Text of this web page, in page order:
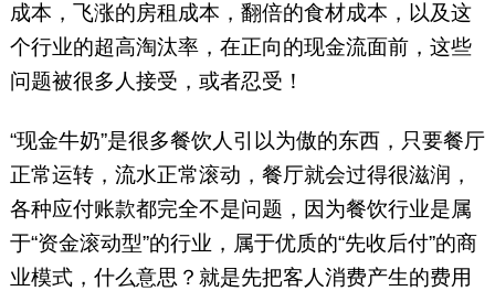
成本，飞涨的房租成本，翻倍的食材成本，以及这
个行业的超高淘汰率，在正向的现金流面前，这些
问题被很多人接受，或者忍受！
“现金牛奶”是很多餐饮人引以为傲的东西，只要餐厅
正常运转，流水正常滚动，餐厅就会过得很滋润，
各种应付账款都完全不是问题，因为餐饮行业是属
于“资金滚动型”的行业，属于优质的“先收后付”的商
业模式，什么意思？就是先把客人消费产生的费用